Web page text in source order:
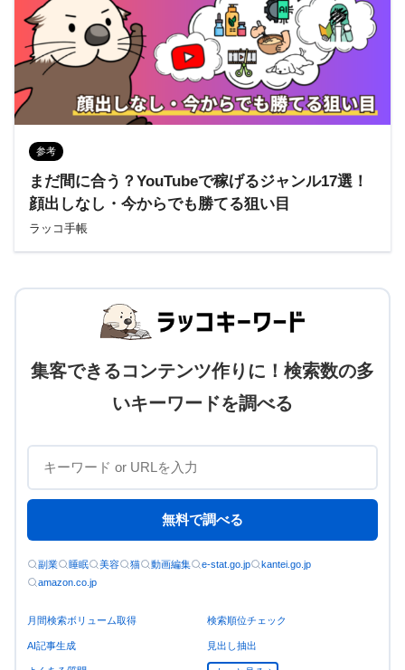
参考
まだ間に合う？YouTubeで稼げるジャンル17選！
顔出しなし・今からでも勝てる狙い目
ラッコ手帳
集客できるコンテンツ作りに！検索数の多
いキーワードを調べる
無料で調べる
副業 睡眠 美容 猫 動画編集 e-stat.go.jp
kantei.go.jp
amazon.co.jp
月間検索ボリューム取得 検索順位チェック
AI記事生成 見出し抽出